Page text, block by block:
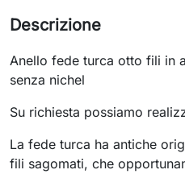
Descrizione
Anello fede turca otto fili in
senza nichel
Su richiesta possiamo
La fede turca ha antiche
fili sagomati, che